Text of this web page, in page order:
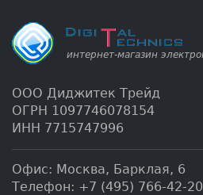
ООО Диджитек Трейд
ОГРН 1097746078154
ИНН 7715747996
Офис: Москва, Барклая, 6
Телефон: +7 (495) 766-42-20